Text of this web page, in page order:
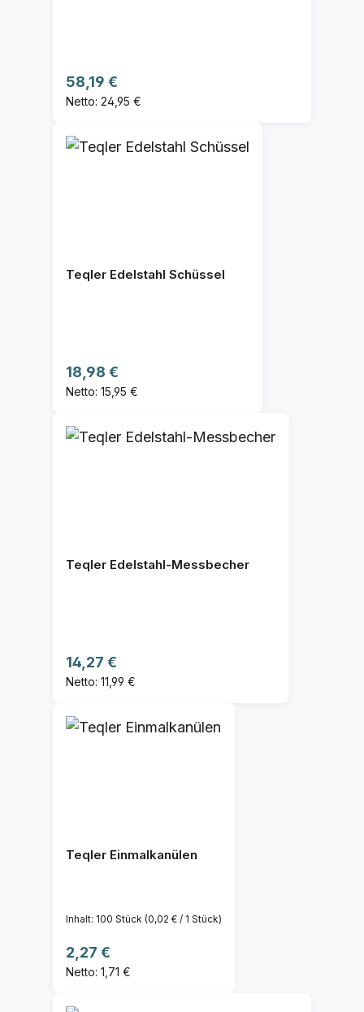
Regulärer Preis:
58,19 €
Netto: 24,95 €
Teqler Edelstahl Schüssel
Regulärer Preis:
18,98 €
Netto: 15,95 €
Teqler Edelstahl-Messbecher
Regulärer Preis:
14,27 €
Netto: 11,99 €
Teqler Einmalkanülen
Inhalt: 100 Stück (0,02 € / 1 Stück)
Regulärer Preis:
2,27 €
Netto: 1,71 €